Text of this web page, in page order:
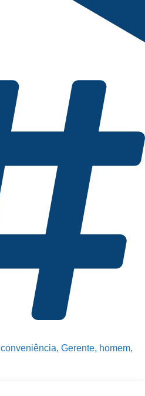
conveniência, Gerente, homem,